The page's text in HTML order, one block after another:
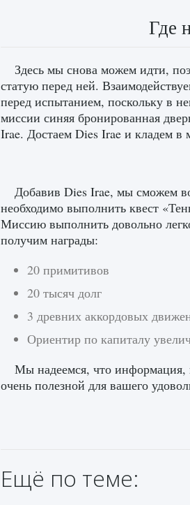
Где
Здесь мы снова можем идти,
статую перед ней.
перед испытанием, поскольку в
миссии синяя бронированная
Irae. Достаем Dies Irae и кладем в
Добавив Dies Irae, мы сможем
необходимо выполнить квест
Миссию выполнить довольно
получим награды:
20 примитивов
20 тысяч долг
3 древних аккордовых
Ориентир по капиталу
Мы надеемся, что информация,
очень полезной для вашего
Ещё по теме: